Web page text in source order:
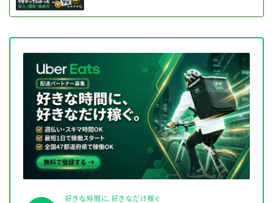
好きな時間に、好きなだけ稼ぐ